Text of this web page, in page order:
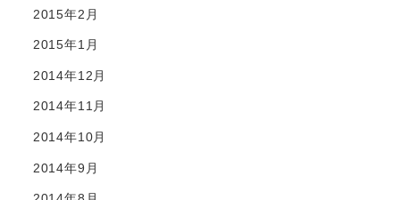
2015年2月
2015年1月
2014年12月
2014年11月
2014年10月
2014年9月